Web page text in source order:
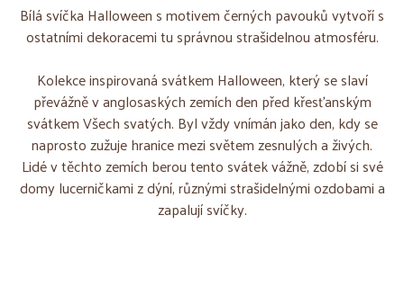
Bílá svíčka Halloween s motivem černých pavouků vytvoří s
ostatními dekoracemi tu správnou strašidelnou atmosféru.
Kolekce inspirovaná svátkem Halloween, který se slaví
převážně v anglosaských zemích den před křesťanským
svátkem Všech svatých. Byl vždy vnímán jako den, kdy se
naprosto zužuje hranice mezi světem zesnulých a živých.
Lidé v těchto zemích berou tento svátek vážně, zdobí si své
domy lucerničkami z dýní, různými strašidelnými ozdobami a
zapalují svíčky.